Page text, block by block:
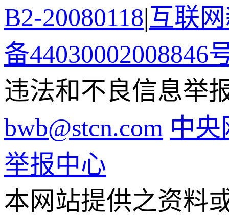
B2-20080118|互联
备44030002008846
违法和不良信息举
bwb@stcn.com 中
举报中心
本网站提供之资料